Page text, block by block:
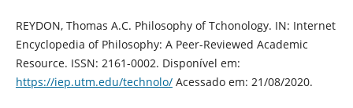
REYDON, Thomas A.C. Philosophy of Tchonology. IN: Internet
Encyclopedia of Philosophy: A Peer-Reviewed Academic
Resource. ISSN: 2161-0002. Disponível em:
https://iep.utm.edu/technolo/Acessado em: 21/08/2020.